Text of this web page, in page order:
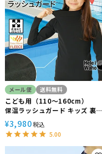
メール便 送料無料
こども用（110～160cm）
保温ラッシュガード キッズ 裏起
毛 防寒 HeleiWaho ヘレイワホ
日本製 小学生 中学生 スクール水
着 プール 海あそび 男女兼用
¥3,980税込
5.00